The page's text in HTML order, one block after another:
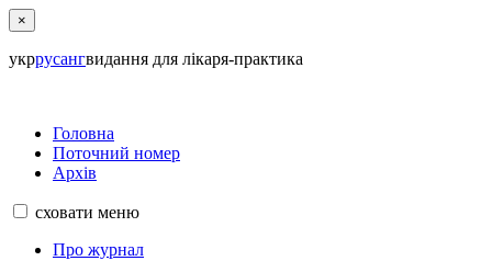
×
укррусангвидання для лікаря-практика
Головна
Поточний номер
Архів
сховати меню
Про журнал